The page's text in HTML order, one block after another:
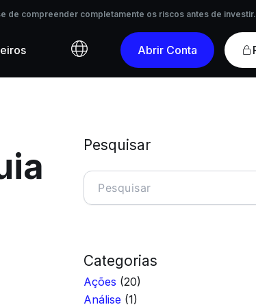
de compreender completamente os riscos antes de investir.
compreender completamente os riscos antes de investir.
Abrir Conta
Pesquisar
Pesquisar
Categorias
Ações (20)
Análise (1)